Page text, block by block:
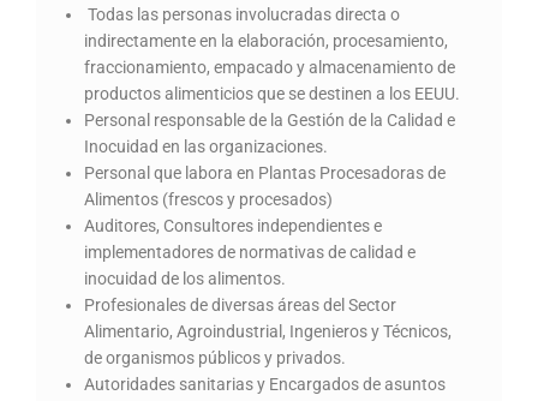
Todas las personas involucradas directa o
indirectamente en la elaboración, procesamiento,
fraccionamiento, empacado y almacenamiento de
productos alimenticios que se destinen a los EEUU.
Personal responsable de la Gestión de la Calidad e
Inocuidad en las organizaciones.
Personal que labora en Plantas Procesadoras de
Alimentos (frescos y procesados)
Auditores, Consultores independientes e
implementadores de normativas de calidad e
inocuidad de los alimentos.
Profesionales de diversas áreas del Sector
Alimentario, Agroindustrial, Ingenieros y Técnicos,
de organismos públicos y privados.
Autoridades sanitarias y Encargados de asuntos